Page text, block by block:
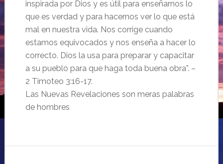
inspirada por Dios y es útil para enseñarnos lo
que es verdad y para hacernos ver lo que está
mal en nuestra vida. Nos corrige cuando
estamos equivocados y nos enseña a hacer lo
correcto. Dios la usa para preparar y capacitar
a su pueblo para que haga toda buena obra”. –
2 Timoteo 3:16-17.
Las Nuevas Revelaciones son meras palabras
de hombres